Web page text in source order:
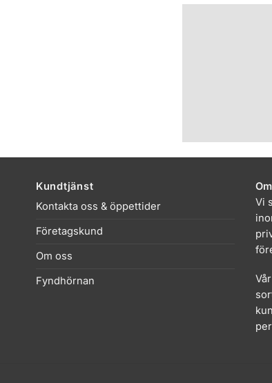
Kundtjänst
Kontakta oss & öppettider
Företagskund
Om oss
Fyndhörnan
Vi